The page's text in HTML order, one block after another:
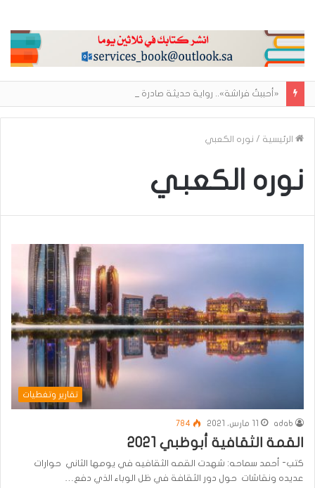
الرئيسية / نوره الكعبي
نوره الكعبي
تقارير وتغطيات
adab 11 مارس، 2021 784
القمة الثقافية أبوظبي 2021
كتب- أحمد سماحه: شهدت القمه الثقافيه في يومها الثاني حوارات
عديده ونقاشات حول دور الثقافة في ظل الوباء الذي دفع…